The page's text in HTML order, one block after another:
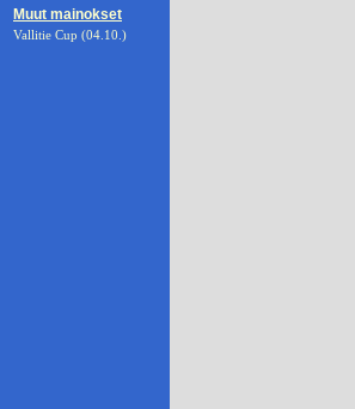
Muut mainokset
Vallitie Cup (04.10.)